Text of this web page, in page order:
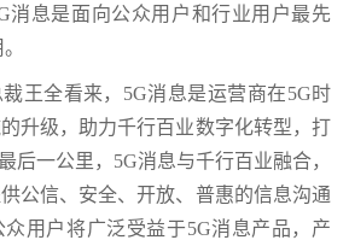
消息是面向公众用户和行业用户最先
王全看来，5G消息是运营商在5G时
升级，助力千行百业数字化转型，打
后一公里，5G消息与千行百业融合，
公信、安全、开放、普惠的信息沟通
用户将广泛受益于5G消息产品，产